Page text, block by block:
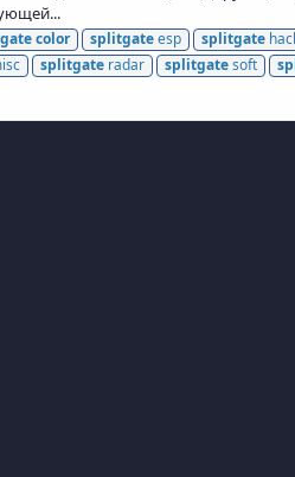
color splitgateesp splitgate
splitgate radar splitgatesoft